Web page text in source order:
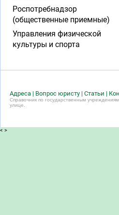
Роспотребнадзор
(общественные приемные)
Управления физической
культуры и спорта
Адреса | Вопрос юристу | Статьи |
Справочник по государственным
улице.
< >